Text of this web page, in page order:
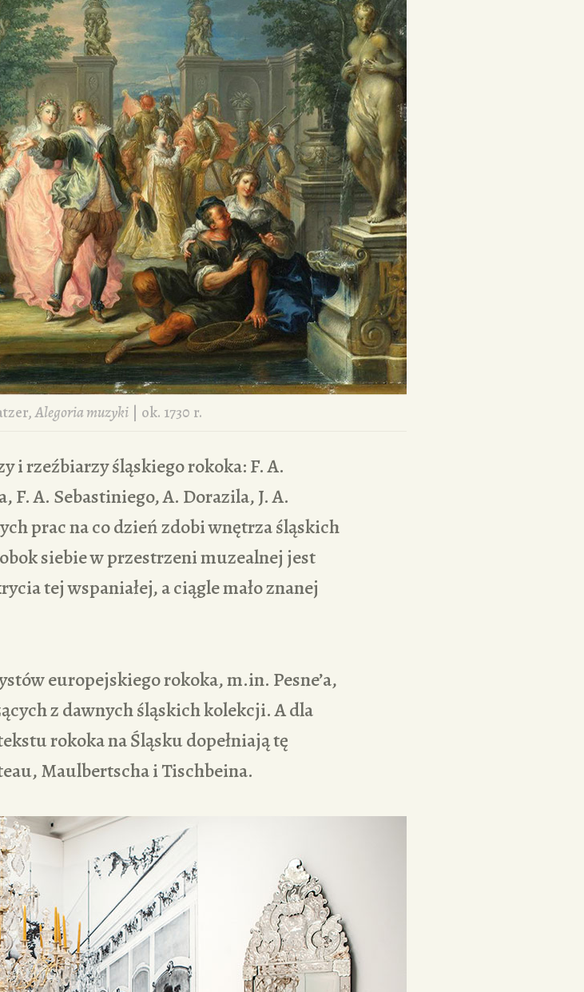
Alegoria muzyki | ok. 1730 r.
i rzeźbiarzy śląskiego rokoka: F. A.
F. A. Sebastiniego, A. Dorazila, J. A.
prac na co dzień zdobi wnętrza śląskich
siebie w przestrzeni muzealnej jest
tej wspaniałej, a ciągle mało znanej
europejskiego rokoka, m.in. Pesne’a,
z dawnych śląskich kolekcji. A dla
rokoka na Śląsku dopełniają tę
Maulbertscha i Tisch­beina.